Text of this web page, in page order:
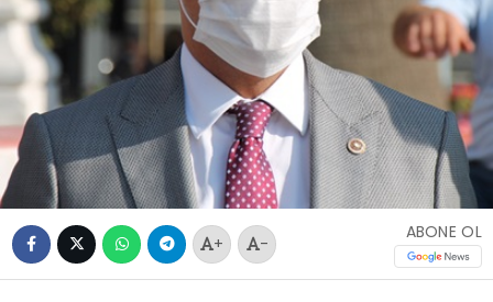
+ -
ABONE OL